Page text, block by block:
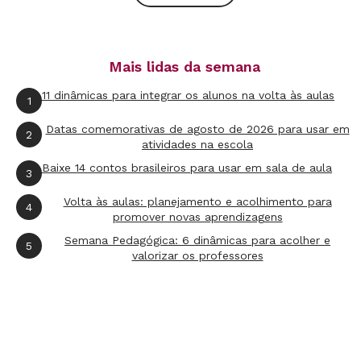
cooperar durante o jogo.
Divulgação. Arte Nova Escola
Mais lidas da semana
1 11 dinâmicas para integrar os alunos na volta às aulas
2
Datas comemorativas de agosto de 2026 para usar em
atividades na escola
3 Baixe 14 contos brasileiros para usar em sala de aula
4
Volta às aulas: planejamento e acolhimento para
promover novas aprendizagens
5
Semana Pedagógica: 6 dinâmicas para acolher e
valorizar os professores